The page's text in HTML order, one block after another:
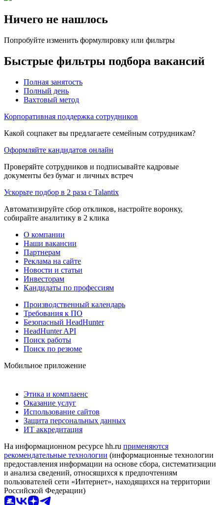
Ничего не нашлось
Попробуйте изменить формулировку или фильтры
Быстрые фильтры подбора вакансий
Полная занятость
Полный день
Вахтовый метод
Корпоративная поддержка сотрудников
Какой соцпакет вы предлагаете семейным сотрудникам?
Оформляйте кандидатов онлайн
Проверяйте сотрудников и подписывайте кадровые
документы без бумаг и личных встреч
Ускорьте подбор в 2 раза с Talantix
Автоматизируйте сбор откликов, настройте воронку,
собирайте аналитику в 2 клика
О компании
Наши вакансии
Партнерам
Реклама на сайте
Новости и статьи
Инвесторам
Кандидаты по профессиям
Производственный календарь
Требования к ПО
Безопасный HeadHunter
HeadHunter API
Поиск работы
Поиск по резюме
Мобильное приложение
Этика и комплаенс
Оказание услуг
Использование сайтов
Защита персональных данных
ИТ аккредитация
На информационном ресурсе hh.ru применяются
рекомендательные технологии (информационные технологии
предоставления информации на основе сбора, систематизации
и анализа сведений, относящихся к предпочтениям
пользователей сети «Интернет», находящихся на территории
Российской Федерации)